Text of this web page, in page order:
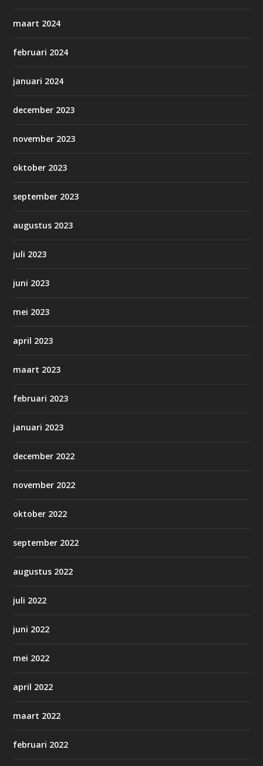
maart 2024
februari 2024
januari 2024
december 2023
november 2023
oktober 2023
september 2023
augustus 2023
juli 2023
juni 2023
mei 2023
april 2023
maart 2023
februari 2023
januari 2023
december 2022
november 2022
oktober 2022
september 2022
augustus 2022
juli 2022
juni 2022
mei 2022
april 2022
maart 2022
februari 2022